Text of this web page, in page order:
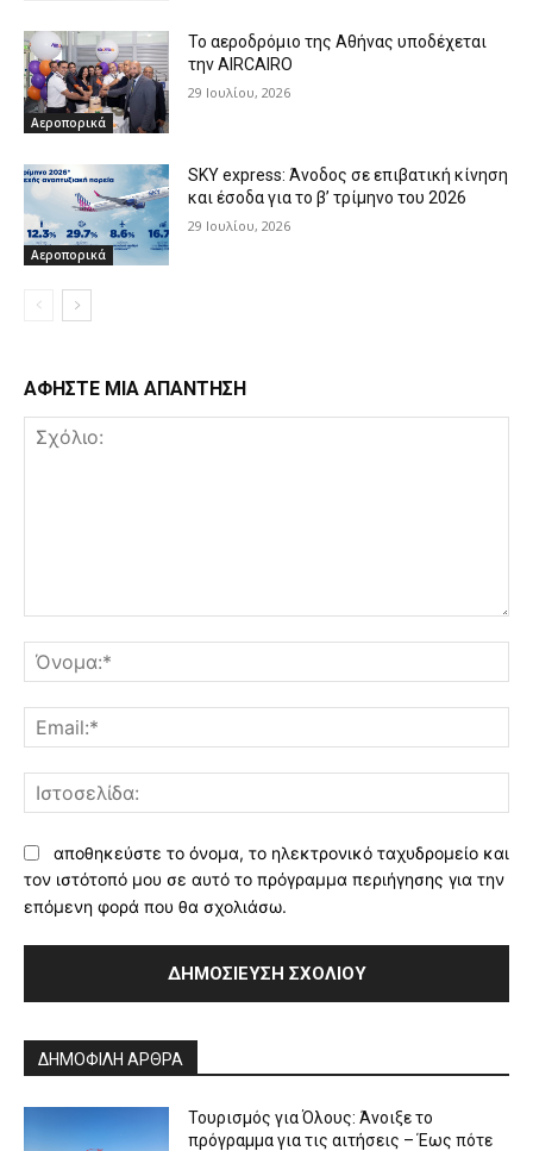
Αεροπορικά
Το αεροδρόμιο της Αθήνας υποδέχεται
την AIRCAIRO
29 Ιουλίου, 2026
Αεροπορικά
SKY express: Άνοδος σε επιβατική κίνηση
και έσοδα για το β’ τρίμηνο του 2026
29 Ιουλίου, 2026
ΑΦΗΣΤΕ ΜΙΑ ΑΠΑΝΤΗΣΗ
αποθηκεύστε το όνομα, το ηλεκτρονικό ταχυδρομείο και
τον ιστότοπό μου σε αυτό το πρόγραμμα περιήγησης για την
επόμενη φορά που θα σχολιάσω.
ΔΗΜΟΦΙΛΗ ΑΡΘΡΑ
Τουρισμός για Όλους: Άνοιξε το
πρόγραμμα για τις αιτήσεις – Έως πότε